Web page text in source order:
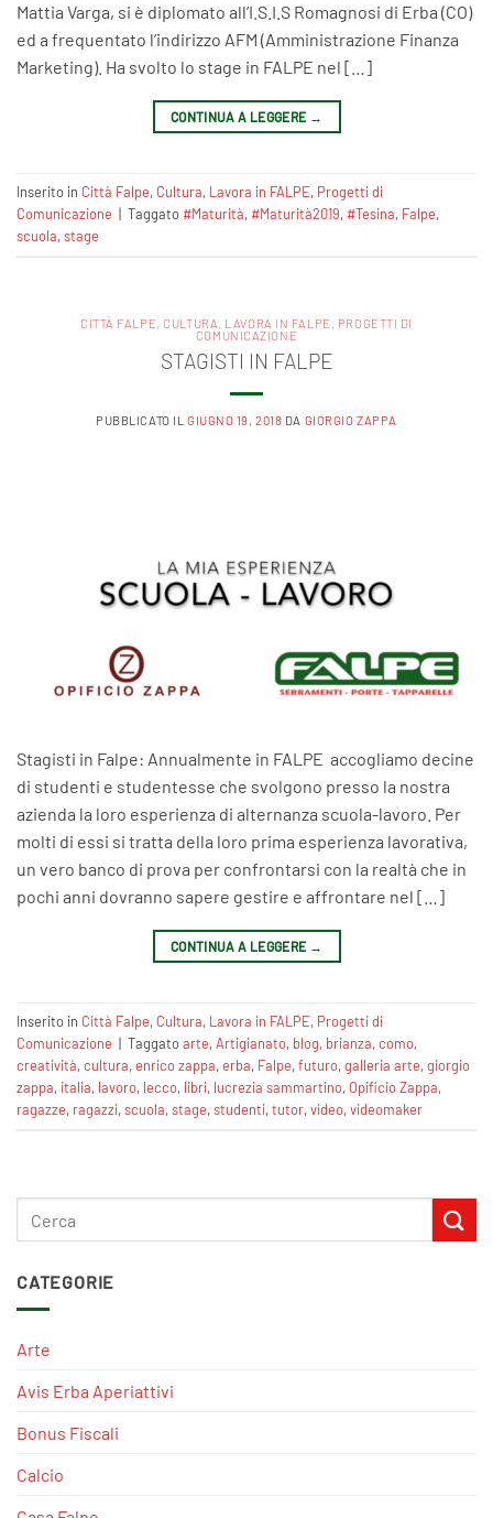
CATEGORIE
Arte
Avis Erba Aperiattivi
Bonus Fiscali
Calcio
Mattia Varga, si è diplomato all’I.S.I.S Romagnosi di Erba (CO)
ed a frequentato l’indirizzo AFM (Amministrazione Finanza
Marketing). Ha svolto lo stage in FALPE nel […]
CONTINUA A LEGGERE →
Inserito in Città Falpe, Cultura, Lavora in FALPE, Progetti di
Comunicazione | Taggato #Maturità, #Maturità2019, #Tesina, Falpe,
scuola,stage
CITTÀ FALPE, CULTURA, LAVORA IN FALPE , PROGETTI DI
COMUNICAZIONE
STAGISTI IN FALPE
PUBBLICATO IL GIUGNO 19, 2018 DA GIORGIO ZAPPA
Stagisti in Falpe: Annualmente in FALPE accogliamo decine
di studenti e studentesse che svolgono presso la nostra
azienda la loro esperienza di alternanza scuola-lavoro. Per
molti di essi si tratta della loro prima esperienza lavorativa,
un vero banco di prova per confrontarsi con la realtà che in
pochi anni dovranno sapere gestire e affrontare nel […]
CONTINUA A LEGGERE →
Inserito in Città Falpe, Cultura, Lavora in FALPE, Progetti di
Comunicazione | Taggatoarte,Artigianato, blog, brianza,como,
creatività,cultura,enrico zappa,erba, Falpe,futuro,galleria arte,giorgio
zappa, italia, lavoro, lecco, libri, lucrezia sammartino, Opificio Zappa,
ragazze, ragazzi,scuola,stage,studenti,tutor,video,videomaker